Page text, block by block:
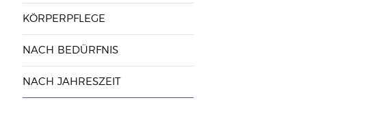
KÖRPERPFLEGE
NACH BEDÜRFNIS
NACH JAHRESZEIT